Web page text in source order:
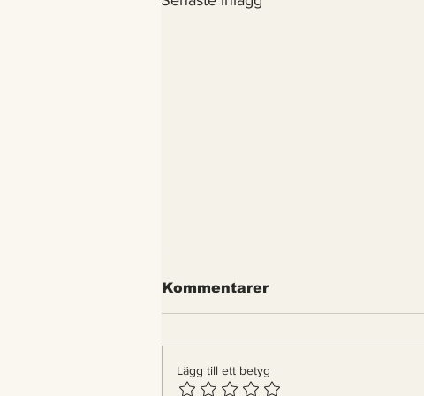
Kommentarer
Lägg till ett betyg